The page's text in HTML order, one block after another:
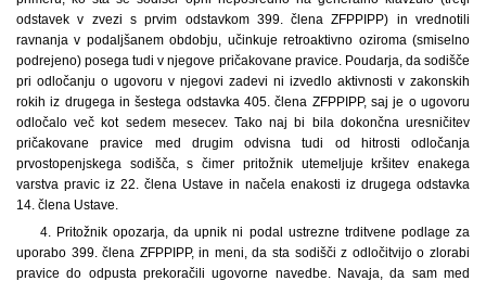
odstavek v zvezi s prvim odstavkom 399. člena ZFPPIPP) in vrednotili
ravnanja v podaljšanem obdobju, učinkuje retroaktivno oziroma (smiselno
podrejeno) posega tudi v njegove pričakovane pravice. Poudarja, da sodišče
pri odločanju o ugovoru v njegovi zadevi ni izvedlo aktivnosti v zakonskih
rokih iz drugega in šestega odstavka 405. člena ZFPPIPP, saj je o ugovoru
odločalo več kot sedem mesecev. Tako naj bi bila dokončna uresničitev
pričakovane pravice med drugim odvisna tudi od hitrosti odločanja
prvostopenjskega sodišča, s čimer pritožnik utemeljuje kršitev enakega
varstva pravic iz 22. člena Ustave in načela enakosti iz drugega odstavka
14. člena Ustave.
4. Pritožnik opozarja, da upnik ni podal ustrezne trditvene podlage za
uporabo 399. člena ZFPPIPP, in meni, da sta sodišči z odločitvijo o zlorabi
pravice do odpusta prekoračili ugovorne navedbe. Navaja, da sam med